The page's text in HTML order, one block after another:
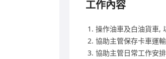
工作內容
操作油車及白油貨車,
協助主管保存卡車運
協助主管日常工作安